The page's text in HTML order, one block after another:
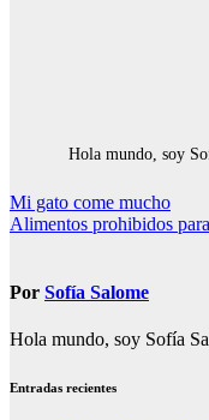
Hola mundo, soy
Navegación
de
Mi gato come mucho
Alimentos prohibidos
Por Sofía Salome
Hola mundo, soy Sofía
Entradas recientes